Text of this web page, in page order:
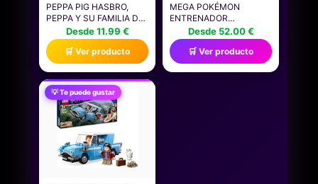
PEPPA PIG HASBRO,
PEPPA Y SU FAMILIA DE
CINCO, MUÑECOS PARA
NIÑAS Y NIÑOS
PEQUEÑOS, 5 FIGURAS
DE PERSONAJES DE LA
SERIE, ACCESORIOS
PARA CASA DE
MUÑECAS, COLOR
ROSA, REGALO DE
JUEGOS
Desde 11.99 €
🛒 Ver producto
MEGA POKÉMON
ENTRENADOR
PRINCIPIANTE PACK 8
POKEBALLS CON
PERSONAJES, 191
BLOQUES DE
CONSTRUCCIÓN,
Desde 52.00 €
🛒 Ver producto
💡 Te puede gustar